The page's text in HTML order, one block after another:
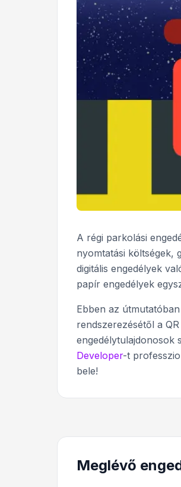
A régi parkolási
nyomtatási költségek,
digitális engedélyek
papír engedélyek
Ebben az
rendszerezésétől a
engedélytulajdonosok
Developer-t
bele!
Meglévő